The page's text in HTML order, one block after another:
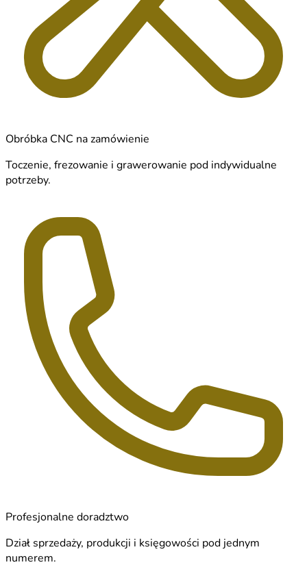
Obróbka CNC na zamówienie
Toczenie, frezowanie i grawerowanie pod indywidualne
potrzeby.
Profesjonalne doradztwo
Dział sprzedaży, produkcji i księgowości pod jednym
numerem.